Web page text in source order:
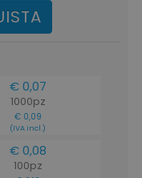
€ 0,07
1000pz
€ 0,09
(IVA incl.)
€ 0,08
100pz